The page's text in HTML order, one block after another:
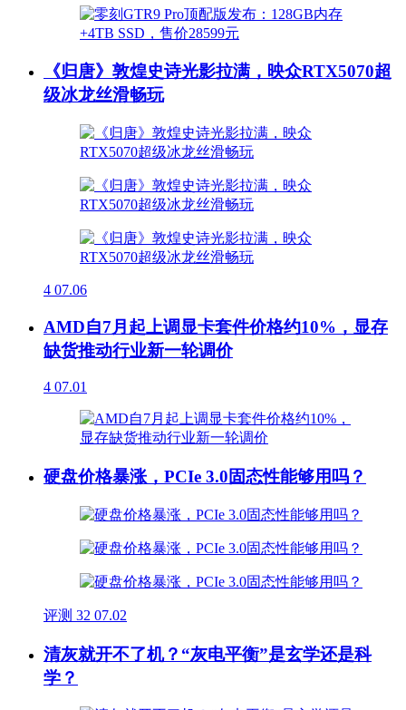
《归唐》敦煌史诗光影拉满，映众RTX5070超
级冰龙丝滑畅玩
4 07.06
AMD自7月起上调显卡套件价格约10%，显存
缺货推动行业新一轮调价
4 07.01
硬盘价格暴涨，PCIe 3.0固态性能够用吗？
评测 32 07.02
清灰就开不了机？“灰电平衡”是玄学还是科
学？